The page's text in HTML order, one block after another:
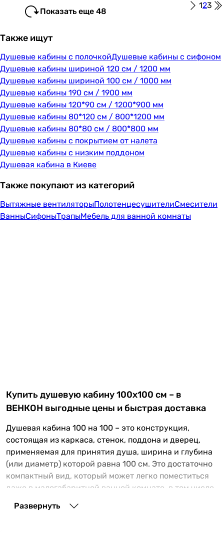
Показать еще 48
123
Также ищут
Душевые кабины с полочкойДушевые кабины с сифоном
Душевые кабины шириной 120 см / 1200 мм
Душевые кабины шириной 100 см / 1000 мм
Душевые кабины 190 см / 1900 мм
Душевые кабины 120*90 см / 1200*900 мм
Душевые кабины 80*120 см / 800*1200 мм
Душевые кабины 80*80 см / 800*800 мм
Душевые кабины с покрытием от налета
Душевые кабины с низким поддоном
Душевая кабина в Киеве
Также покупают из категорий
Вытяжные вентиляторыПолотенцесушителиСмесители
ВанныСифоныТрапыМебель для ванной комнаты
Купить душевую кабину 100х100 см – в
ВЕНКОН выгодные цены и быстрая доставка
Душевая кабина 100 на 100 – это конструкция,
состоящая из каркаса, стенок, поддона и дверец,
применяемая для принятия душа, ширина и глубина
(или диаметр) которой равна 100 см. Это достаточно
компактный вид, который может легко поместиться
даже в малогабаритной ванной комнате, в том числе
используются в квартирах, домах, отелях, хостелах,
Развернуть